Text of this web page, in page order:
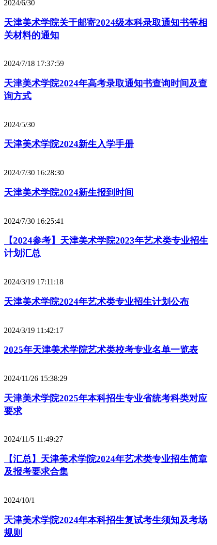
2024/6/30
天津美术学院关于邮寄2024级本科录取通知书等相
关材料的通知
2024/7/18 17:37:59
天津美术学院2024年高考录取通知书查询时间及查
询方式
2024/5/30
天津美术学院2024新生入学手册
2024/7/30 16:28:30
天津美术学院2024新生报到时间
2024/7/30 16:25:41
【2024参考】天津美术学院2023年艺术类专业招生
计划汇总
2024/3/19 17:11:18
天津美术学院2024年艺术类专业招生计划公布
2024/3/19 11:42:17
2025年天津美术学院艺术类校考专业名单一览表
2024/11/26 15:38:29
天津美术学院2025年本科招生专业省统考科类对应
要求
2024/11/5 11:49:27
【汇总】天津美术学院2024年艺术类专业招生简章
及报考要求合集
2024/10/1
天津美术学院2024年本科招生复试考生须知及考场
规则